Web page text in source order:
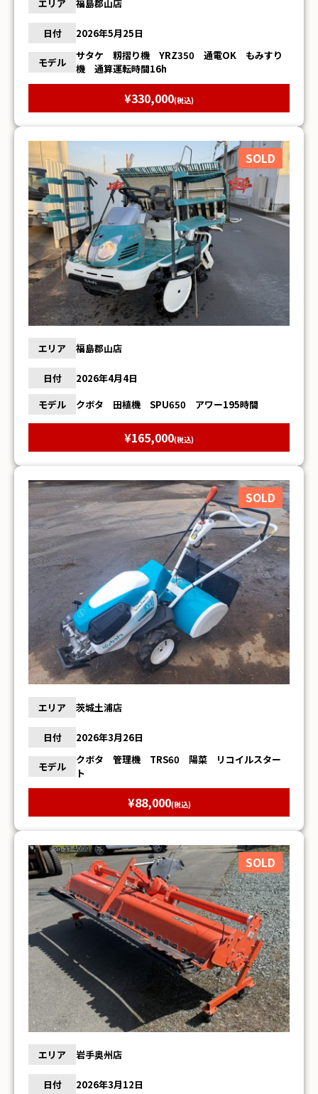
エリア 福島郡山店
日付 2026年5月25日
モデル
サタケ 籾摺り機 YRZ350 通電OK もみすり
機 通算運転時間16h
¥330,000(税込)
SOLD
エリア 福島郡山店
日付
2026年4月4日
モデル
クボタ 田植機 SPU650 アワー195時間
¥165,000(税込)
SOLD
エリア 茨城土浦店
日付 2026年3月26日
モデル
クボタ 管理機 TRS60 陽菜 リコイルスター
ト
¥88,000(税込)
SOLD
エリア 岩手奥州店
日付 2026年3月12日